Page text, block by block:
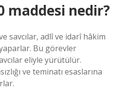
maddesi nedir?
savcılar, adlî ve idarî hâkim
Bu görevler
eliyle yürütülür.
ve teminatı esaslarına